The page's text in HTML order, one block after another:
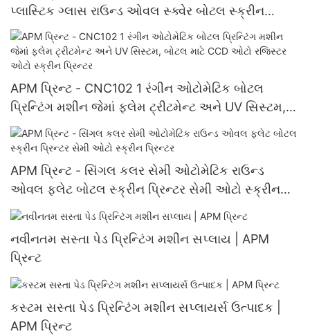
પ્લાસ્ટિક ગ્લાસ રાઉન્ડ ઓવલ સ્ક્વેર બોટલ સ્ક્રીન
પ્રિન્ટિંગ મશીન ઓટો સ્ક્રીન પ્રિન્ટર
APM પ્રિન્ટ - CNC102 1 રંગીન ઓટોમેટિક બોટલ
પ્રિન્ટિંગ મશીન જેમાં ફ્લેમ ટ્રીટમેન્ટ અને UV સિસ્ટમ,
બોટલ માટે CCD ઓટો રજિસ્ટર ઓટો સ્ક્રીન પ્રિન્ટર
APM પ્રિન્ટ - સિંગલ કલર સેમી ઓટોમેટિક રાઉન્ડ
ઓવલ ફ્લેટ બોટલ સ્ક્રીન પ્રિન્ટર સેમી ઓટો સ્ક્રીન
પ્રિન્ટર
નવીનતમ સસ્તા પેડ પ્રિન્ટિંગ મશીન સપ્લાય | APM
પ્રિન્ટ
કસ્ટમ સસ્તા પેડ પ્રિન્ટિંગ મશીન સપ્લાયર્સ ઉત્પાદક |
APM પ્રિન્ટ